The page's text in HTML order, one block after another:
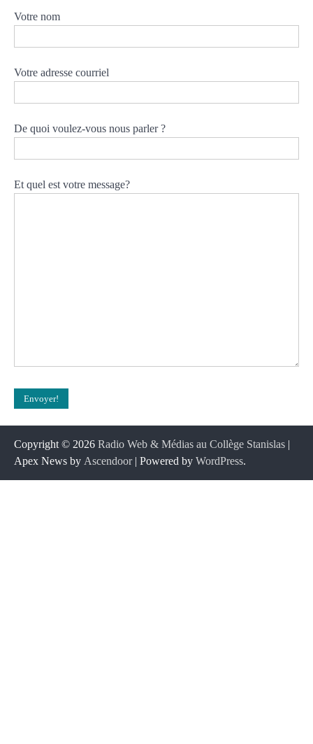
Votre nom
Votre adresse courriel
De quoi voulez-vous nous parler ?
Et quel est votre message?
Copyright © 2026 Radio Web & Médias au Collège Stanislas |
Apex News by Ascendoor| Powered by WordPress.